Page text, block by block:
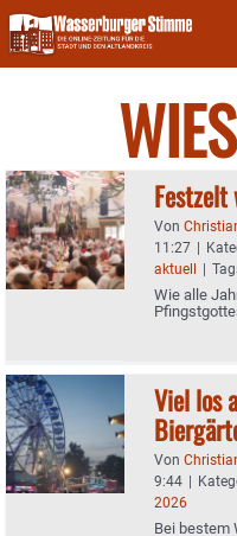
Skip
to
content
Festzelt
Von
11:27 |
aktuell |
Wie alle
Viel los
Von
9:44 |
2026
Bei bestem